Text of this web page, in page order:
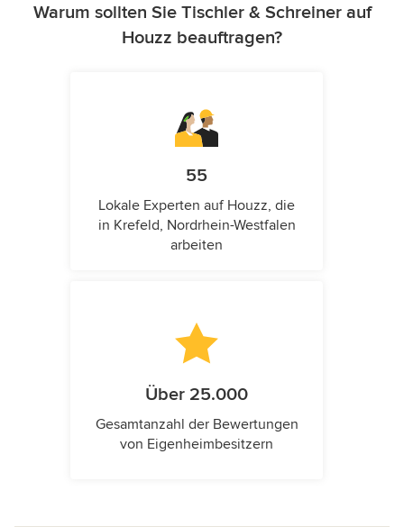
Warum sollten Sie Tischler & Schreiner auf
Houzz beauftragen?
55
Lokale Experten auf Houzz, die
in Krefeld, Nordrhein-Westfalen
arbeiten
Über 25.000
Gesamtanzahl der Bewertungen
von Eigenheimbesitzern